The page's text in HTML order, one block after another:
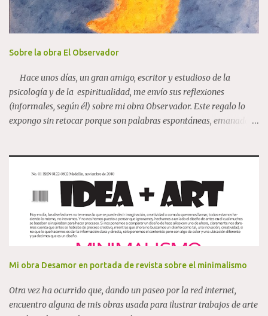
con la presencia de mujeres artistas reconocidas
internacionalmente. Algunas de las figuras mencionadas en la
iniciativa incluyen a Bárbara Krugger, Flora Borsi, Concha
Mamely, Pepa Caballero, Adela Casado Cano , Mª Dolores Gil,
relevancia internacional como Pilar Albarracín, Mari...
Sobre la obra El Observador
Hace unos días, un gran amigo, escritor y estudioso de la
psicología y de la espiritualidad, me envío sus reflexiones
(informales, según él) sobre mi obra Observador. Este regalo lo
expongo sin retocar porque son palabras espontáneas, emanadas
extraordinario y muy enigmático. El Observador, año
2007,100x80 cm, acrílico sobre lienzo Sabía que era una
expresión creativa esencial en la naturaleza. He reflexionado, sin
que por ello sea en mis pensamientos original, sobre esta especie
de entidad que debe estar dentro de nosotros. Si hay un
observador, lo que hace es ver sin intervenir, de manera neutral, a
nuestra mente ; esa que los psicólogos estudiamos como funciones
Mi obra Desamor en portada de revista sobre el minimalismo
Otra vez ha ocurrido que, dando un paseo por la red internet,
encuentro alguna de mis obras usada para ilustrar trabajos de arte